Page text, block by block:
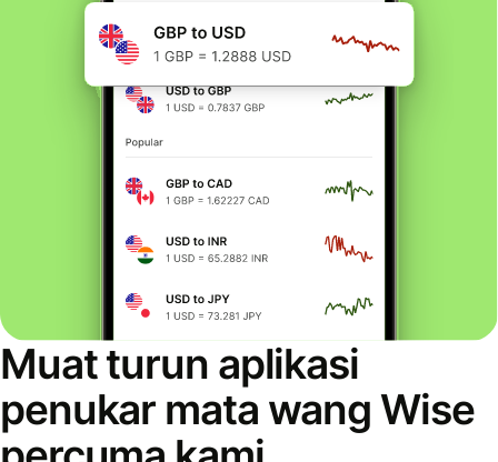
Muat turun aplikasi
penukar mata wang Wise